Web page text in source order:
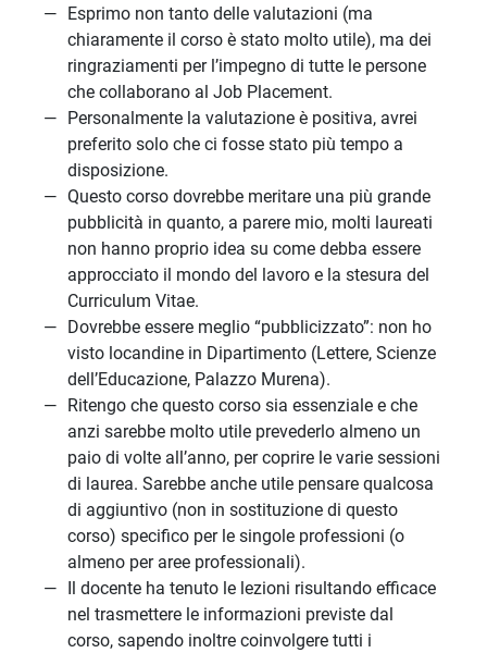
Esprimo non tanto delle valutazioni (ma
chiaramente il corso è stato molto utile), ma dei
ringraziamenti per l’impegno di tutte le persone
che collaborano al Job Placement.
Personalmente la valutazione è positiva, avrei
preferito solo che ci fosse stato più tempo a
disposizione.
Questo corso dovrebbe meritare una più grande
pubblicità in quanto, a parere mio, molti laureati
non hanno proprio idea su come debba essere
approcciato il mondo del lavoro e la stesura del
Curriculum Vitae.
Dovrebbe essere meglio “pubblicizzato”: non ho
visto locandine in Dipartimento (Lettere, Scienze
dell’Educazione, Palazzo Murena).
Ritengo che questo corso sia essenziale e che
anzi sarebbe molto utile prevederlo almeno un
paio di volte all’anno, per coprire le varie sessioni
di laurea. Sarebbe anche utile pensare qualcosa
di aggiuntivo (non in sostituzione di questo
corso) specifico per le singole professioni (o
almeno per aree professionali).
Il docente ha tenuto le lezioni risultando efficace
nel trasmettere le informazioni previste dal
corso, sapendo inoltre coinvolgere tutti i